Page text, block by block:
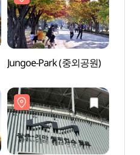
Jungoe-Park (중외공원)